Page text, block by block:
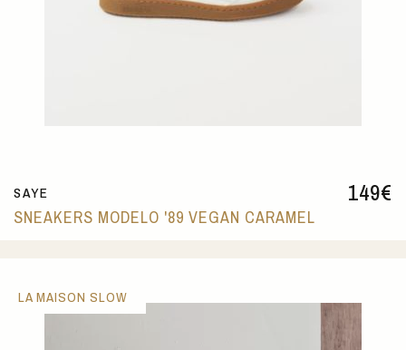
149€
SAYE
SNEAKERS MODELO '89 VEGAN CARAMEL
LA MAISON SLOW